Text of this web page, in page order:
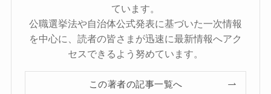
ています。
公職選挙法や自治体公式発表に基づいた一次情報
を中心に、読者の皆さまが迅速に最新情報へアク
セスできるよう努めています。
この著者の記事一覧へ